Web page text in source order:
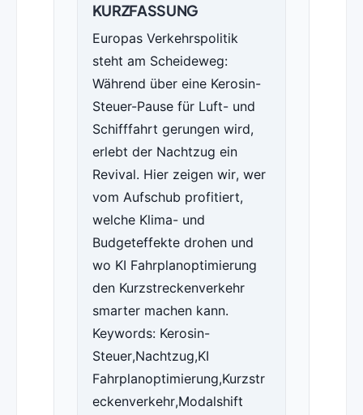
KURZFASSUNG
Europas Verkehrspolitik
steht am Scheideweg:
Während über eine Kerosin-
Steuer-Pause für Luft- und
Schifffahrt gerungen wird,
erlebt der Nachtzug ein
Revival. Hier zeigen wir, wer
vom Aufschub profitiert,
welche Klima- und
Budgeteffekte drohen und
wo KI Fahrplanoptimierung
den Kurzstreckenverkehr
smarter machen kann.
Keywords: Kerosin-
Steuer,Nachtzug,KI
Fahrplanoptimierung,Kurzstr
eckenverkehr,Modalshift